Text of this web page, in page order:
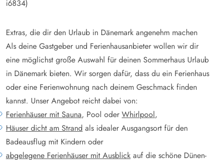
i6834)
Extras, die dir den Urlaub in Dänemark angenehm machen
Als deine Gastgeber und Ferienhausanbieter wollen wir dir
eine möglichst große Auswahl für deinen Sommerhaus Urlaub
in Dänemark bieten. Wir sorgen dafür, dass du ein Ferienhaus
oder eine Ferienwohnung nach deinem Geschmack finden
kannst. Unser Angebot reicht dabei von:
Ferienhäuser mit Sauna, Pool oder Whirlpool,
Häuser dicht am Strand als idealer Ausgangsort für den
Badeausflug mit Kindern oder
abgelegene Ferienhäuser mit Ausblick auf die schöne Dünen-